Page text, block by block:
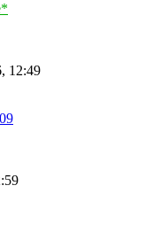
12:49